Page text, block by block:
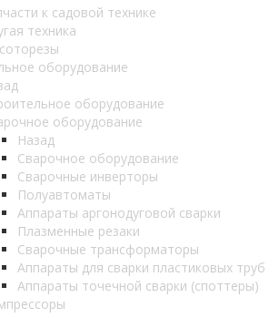
к садовой технике
техника
оборудование
оборудование
оборудование
Назад
Сварочное оборудование
Сварочные инверторы
Полуавтоматы
Аппараты аргонодуговой сварки
Плазменные резаки
Сварочные трансформаторы
Аппараты для сварки пластиковых труб
Аппараты точечной сварки (споттеры)